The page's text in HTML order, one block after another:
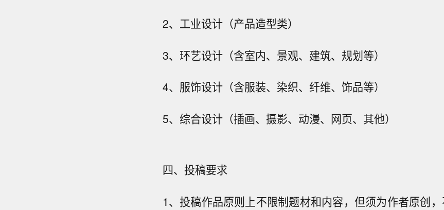
2、工业设计（产品造型类）
3、环艺设计（含室内、景观、建筑、规划等）
4、服饰设计（含服装、染织、纤维、饰品等）
5、综合设计（插画、摄影、动漫、网页、其他）
四、投稿要求
1、投稿作品原则上不限制题材和内容，但须为作者原创